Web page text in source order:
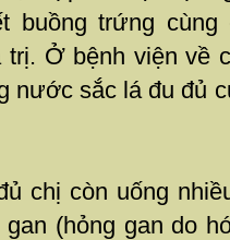
buồng trứng
trị. Ở bệnh viện về
nước sắc lá đu đủ
chị còn uống
(hỏng gan do